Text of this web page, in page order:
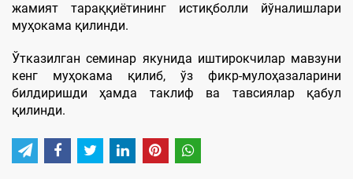
жамият тараққиётининг истиқболли йўналишлари
муҳокама қилинди.
Ўтказилган семинар якунида иштирокчилар мавзуни
кенг муҳокама қилиб, ўз фикр-мулоҳазаларини
билдиришди ҳамда таклиф ва тавсиялар қабул
қилинди.